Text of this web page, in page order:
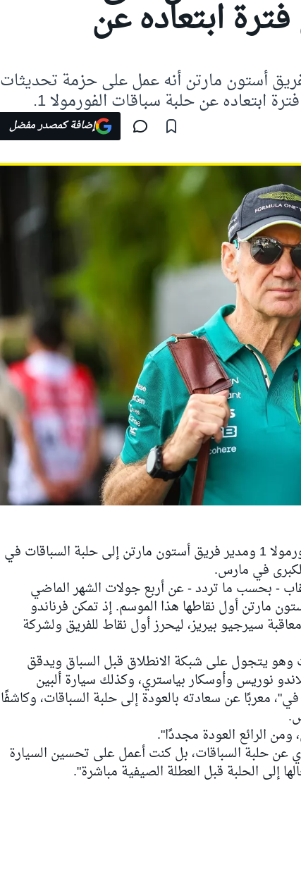
ابتعاده عن
أستون مارتن أنه عمل على حزمة تحديثات
إضافة كمصدر مفضل
عاد أدريان نيوي المصمم العبقري في الفورمولا 1 ومدير فريق أستون مارتن إلى حلبة السباقات في
في مارس.
من العمر 67 عامًا، قد غاب - بحسب ما تردد - عن أربع جولات الشهر الماضي
مارتن أول نقاطها هذا الموسم. إذ تمكن فرناندو
سيرجيو بيريز، ليحرز أول نقاط للفريق ولشركة
وهو يتجول على شبكة الانطلاق قبل السباق ويدقق
نوريس وأوسكار بياستري، وكذلك سيارة ألبين
ببيير غاسلي، إلى قناة "إف1 تي في"، معربًا عن سعادته بالعودة إلى حلبة السباقات، وكاشفًا
الرائع العودة مجددًا".
عن حلبة السباقات، بل كنت أعمل على تحسين السيارة
إلى الحلبة قبل العطلة الصيفية مباشرة".